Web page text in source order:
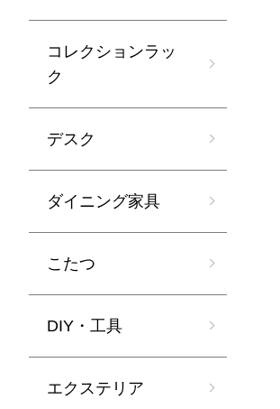
コレクションラッ
ク
デスク
ダイニング家具
こたつ
DIY・工具
エクステリア